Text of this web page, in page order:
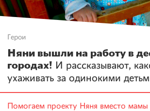
Герои
Няни вышли на работу в
городах! И рассказывают,
ухаживать за одинокими
Помогаем проекту Няня вместо мамы